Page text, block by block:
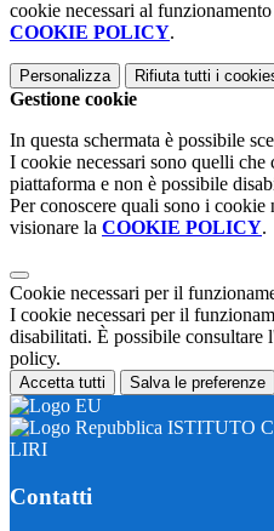
cookie necessari al
COOKIE POLICY.
Personalizza Rifiuta tutti i
Gestione cookie
In questa schermata è possibile
I cookie necessari sono quelli
piattaforma e non è possibile
Per conoscere quali sono i cookie
visionare la COOKIE POLICY.
Cookie necessari per il
I cookie necessari per il
disabilitati. È possibile consultare
policy.
Accetta tutti Salva le preferenze
ISTITUTO
LIRI
Contatti